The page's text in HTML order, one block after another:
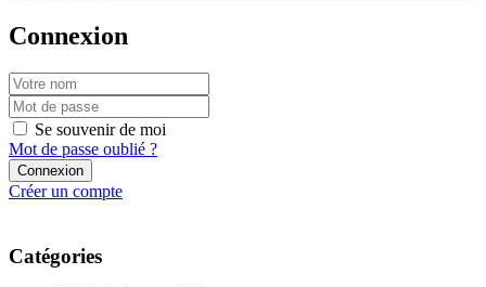
Connexion
Se souvenir de moi
Mot de passe oublié ?
Créer un compte
Catégories